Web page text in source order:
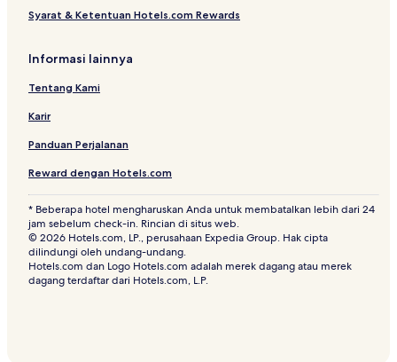
Syarat & Ketentuan Hotels.com Rewards
Informasi lainnya
Tentang Kami
Karir
Panduan Perjalanan
Reward dengan Hotels.com
* Beberapa hotel mengharuskan Anda untuk membatalkan lebih dari 24
jam sebelum check-in. Rincian di situs web.
© 2026 Hotels.com, LP., perusahaan Expedia Group. Hak cipta
dilindungi oleh undang-undang.
Hotels.com dan Logo Hotels.com adalah merek dagang atau merek
dagang terdaftar dari Hotels.com, L.P.